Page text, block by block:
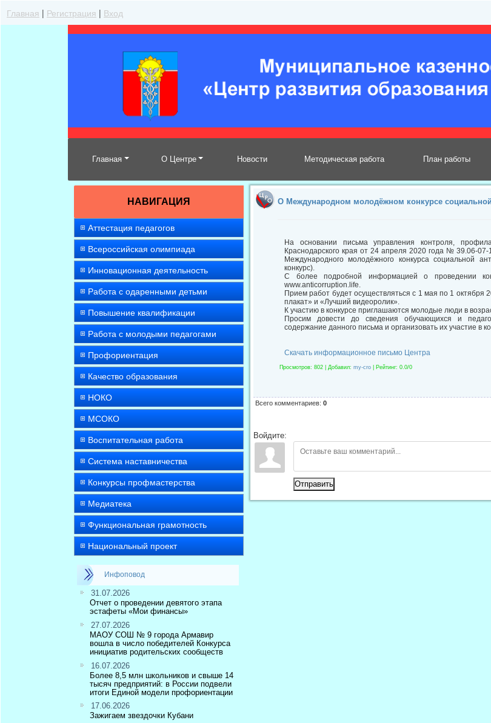
Главная | Регистрация | Вход
Главная О Центре Новости Методическая работа План работы
НАВИГАЦИЯ
Аттестация педагогов
Всероссийская олимпиада
Инновационная деятельность
Работа с одаренными детьми
Повышение квалификации
Работа с молодыми педагогами
Профориентация
Качество образования
НОКО
МСОКО
Воспитательная работа
Система наставничества
Конкурсы профмастерства
Медиатека
Функциональная грамотность
Национальный проект
Инфоповод
31.07.2026
Отчет о проведении девятого этапа
эстафеты «Мои финансы»
27.07.2026
МАОУ СОШ № 9 города Армавир
вошла в число победителей Конкурса
инициатив родительских сообществ
16.07.2026
Более 8,5 млн школьников и свыше 14
тысяч предприятий: в России подвели
итоги Единой модели профориентации
17.06.2026
Зажигаем звездочки Кубани
О Международном молодёжном конкурсе
На основании письма управления контроля,
Краснодарского края от 24 апреля 2020 года № 39.06-
Международного молодёжного конкурса социальной
конкурс).
С более подробной информацией о проведении
www.anticorruption.life.
Прием работ будет осуществляться с 1 мая по 1 октября
плакат» и «Лучший видеоролик».
К участию в конкурсе приглашаются молодые люди в
Просим довести до сведения обучающихся и
содержание данного письма и организовать их участие в
Скачать информационное письмо Центра
Просмотров: 802 | Добавил: my-cro Рейтинг: 0.0/0
Всего комментариев: 0
Войдите:
Отправить